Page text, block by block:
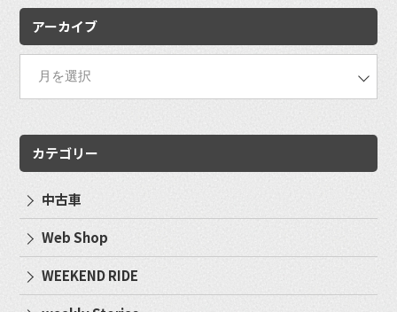
アーカイブ
カテゴリー
中古車
Web Shop
WEEKEND RIDE